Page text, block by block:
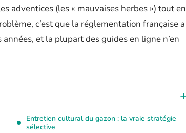
adventices (les « mauvaises herbes ») tout en
c’est que la réglementation française a
et la plupart des guides en ligne n’en
Entretien cultural du gazon : la vraie stratégie
sélective